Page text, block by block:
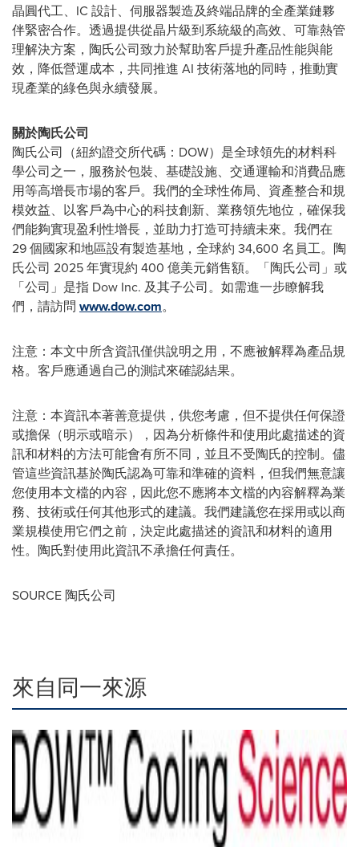
晶圓代工、IC 設計、伺服器製造及終端品牌的全產業鏈夥
伴緊密合作。透過提供從晶片級到系統級的高效、可靠熱管
理解決方案，陶氏公司致力於幫助客戶提升產品性能與能
效，降低營運成本，共同推進 AI 技術落地的同時，推動實
現產業的綠色與永續發展。
關於陶氏公司
陶氏公司（紐約證交所代碼：DOW）是全球領先的材料科
學公司之一，服務於包裝、基礎設施、交通運輸和消費品應
用等高增長市場的客戶。我們的全球性佈局、資產整合和規
模效益、以客戶為中心的科技創新、業務領先地位，確保我
們能夠實現盈利性增長，並助力打造可持續未來。我們在
29 個國家和地區設有製造基地，全球約 34,600 名員工。陶
氏公司 2025 年實現約 400 億美元銷售額。「陶氏公司」或
「公司」是指 Dow Inc. 及其子公司。如需進一步瞭解我
們，請訪問 www.dow.com。
注意：本文中所含資訊僅供說明之用，不應被解釋為產品規
格。客戶應通過自己的測試來確認結果。
注意：本資訊本著善意提供，供您考慮，但不提供任何保證
或擔保（明示或暗示），因為分析條件和使用此處描述的資
訊和材料的方法可能會有所不同，並且不受陶氏的控制。儘
管這些資訊基於陶氏認為可靠和準確的資料，但我們無意讓
您使用本文檔的內容，因此您不應將本文檔的內容解釋為業
務、技術或任何其他形式的建議。我們建議您在採用或以商
業規模使用它們之前，決定此處描述的資訊和材料的適用
性。陶氏對使用此資訊不承擔任何責任。
SOURCE 陶氏公司
來自同一來源